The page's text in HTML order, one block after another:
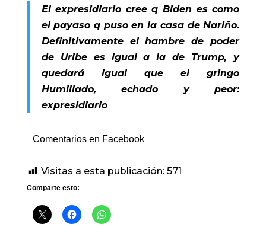
El expresidiario cree q Biden es como
el payaso q puso en la casa de Nariño.
Definitivamente el hambre de poder
de Uribe es igual a la de Trump, y
quedará igual que el gringo
Humillado, echado y peor:
expresidiario
Comentarios en Facebook
Visitas a esta publicación: 571
Comparte esto: